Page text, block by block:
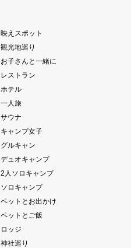
映えスポット
観光地巡り
お子さんと一緒に
レストラン
ホテル
一人旅
サウナ
キャンプ女子
グルキャン
デュオキャンプ
2人ソロキャンプ
ソロキャンプ
ペットとお出かけ
ペットとご飯
ロッジ
神社巡り